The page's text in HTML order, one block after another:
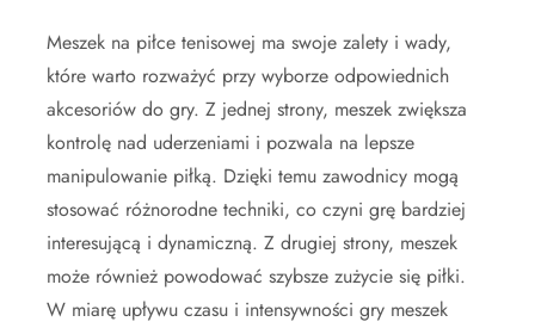
Meszek na piłce tenisowej ma swoje zalety i wady,
które warto rozważyć przy wyborze odpowiednich
akcesoriów do gry. Z jednej strony, meszek zwiększa
kontrolę nad uderzeniami i pozwala na lepsze
manipulowanie piłką. Dzięki temu zawodnicy mogą
stosować różnorodne techniki, co czyni grę bardziej
interesującą i dynamiczną. Z drugiej strony, meszek
może również powodować szybsze zużycie się piłki.
W miarę upływu czasu i intensywności gry meszek